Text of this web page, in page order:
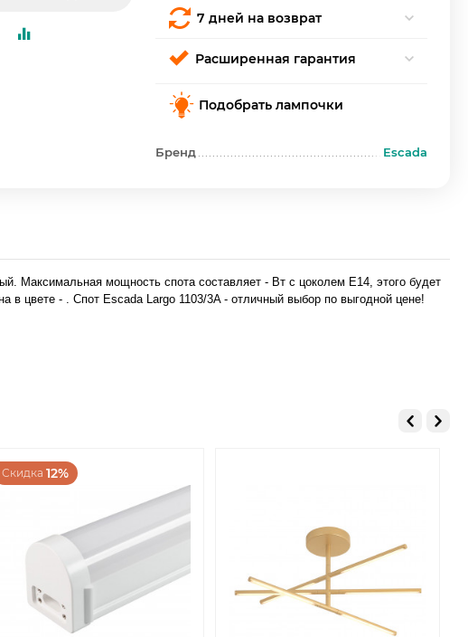
7 дней на возврат
Расширенная гарантия
Подобрать лампочки
Бренд Escada
Максимальная мощность спота составляет - Вт с цоколем E14, этого будет
цвете - . Спот Escada Largo 1103/3A - отличный выбор по выгодной цене!
Скидка 12%